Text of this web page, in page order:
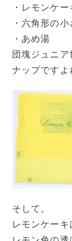
・レモンケー
・六角形の
・あめ湯
団塊ジュニ
ナップですよ
そして。
レモンケーキ